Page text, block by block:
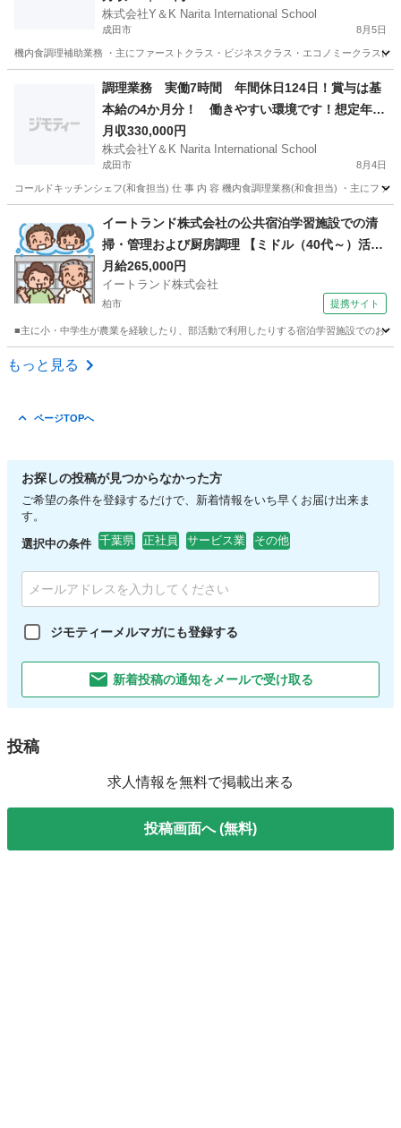
株式会社Y＆K Narita International School
成田市 8月5日
機内食調理補助業務 ・主にファーストクラス・ビジネスクラス・エコノミークラス
飲食 業務
調理業務 実働7時間 年間休日124日！賞与は基
本給の4か月分！ 働きやすい環境です！想定年収
450万〜530万！
月収330,000円
株式会社Y＆K Narita International School
成田市 8月4日
コールドキッチンシェフ(和食担当) 仕 事 内 容 機内食調理業務(和食担当) ・主にファ
調理師 千葉 富里市 調理師 業務
イートランド株式会社の公共宿泊学習施設での清
掃・管理および厨房調理 【ミドル（40代～）活躍
中】
月給265,000円
イートランド株式会社
柏市 提携サイト
■主に小・中学生が農業を経験したり、部活動で利用したりする宿泊学習施設でのお
千葉 柏市
もっと見る
ページTOPへ
お探しの投稿が見つからなかった方
ご希望の条件を登録するだけで、新着情報をいち早くお届け出来ま
す。
選択中の条件 千葉県 正社員 サービス業 その他
ジモティーメルマガにも登録する
新着投稿の通知をメールで受け取る
投稿
求人情報を無料で掲載出来る
投稿画面へ (無料)